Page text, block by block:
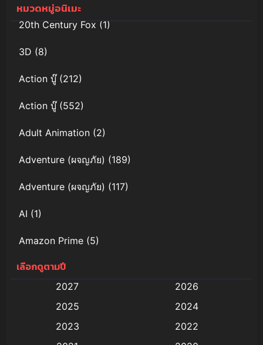
หมวดหมู่อนิเมะ
20th Century Fox(1)
3D (8)
Action บู๊(212)
Action บู๊(552)
Adult Animation (2)
Adventure (ผจญภัย) (189)
Adventure (ผจญภัย) (117)
AI (1)
Amazon Prime (5)
Anal (ประตูหลัง)
Animation การ์ตูน
เลือกดูตามปี
2027
2026
2025
2024
2023
2022